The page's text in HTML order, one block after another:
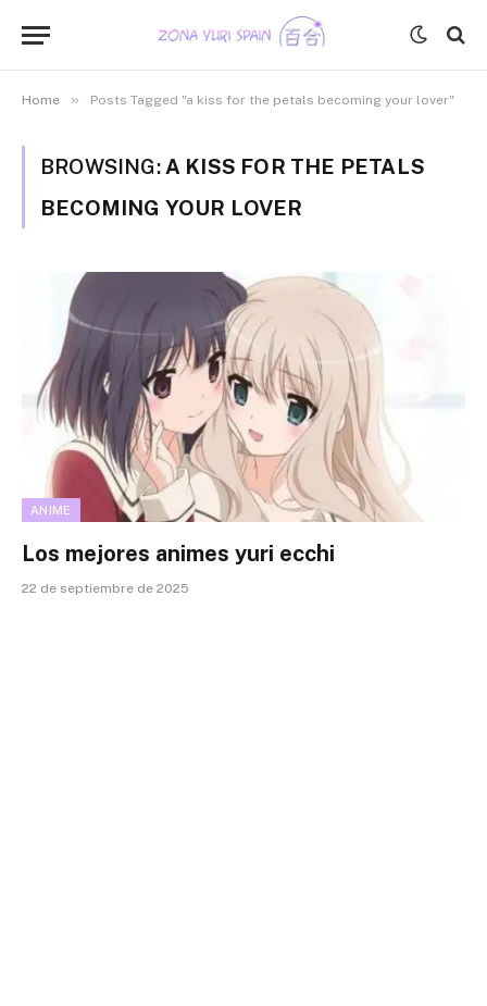
Home » Posts Tagged "a kiss for the petals becoming your lover"
BROWSING: A KISS FOR THE PETALS
BECOMING YOUR LOVER
ANIME
Los mejores animes yuri ecchi
22 de septiembre de 2025